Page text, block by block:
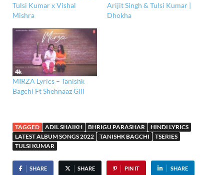
Tulsi Kumar x Vishal
Mishra
Arijit Singh & Tulsi Kumar |
Dhokha
MIRZA Lyrics – Tanishk
Bagchi Ft Shehnaaz Gill
TAGGED ADIL SHAIKH BHRIGU PARASHAR
HINDI LYRICS
LATEST ALBUM SONGS 2022
TANISHK BAGCHI
TSERIES
TULSI KUMAR
SHARE SHARE PIN IT SHARE